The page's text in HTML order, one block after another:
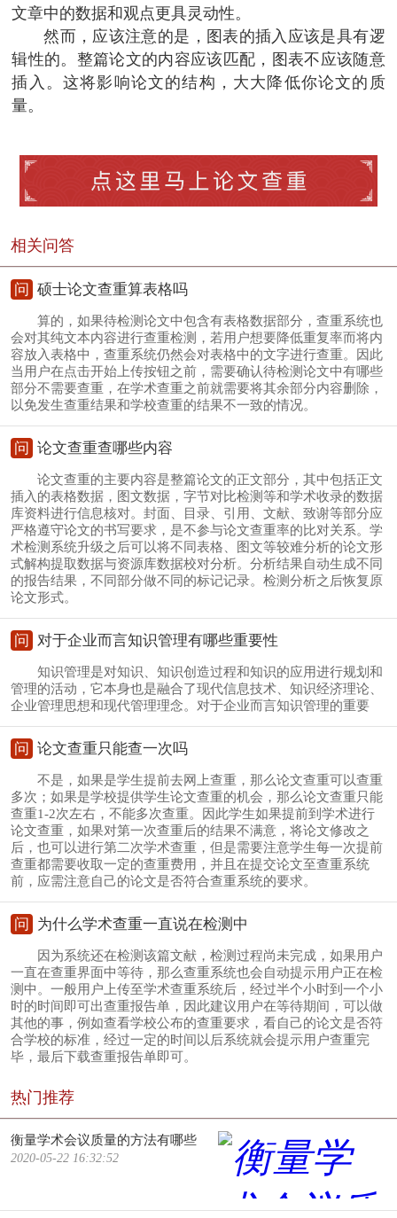
文章中的数据和观点更具灵动性。
然而，应该注意的是，图表的插入应该是具有逻
辑性的。整篇论文的内容应该匹配，图表不应该随意
插入。这将影响论文的结构，大大降低你论文的质
量。
相关问答
问 硕士论文查重算表格吗
算的，如果待检测论文中包含有表格数据部分，查重系统也
会对其纯文本内容进行查重检测，若用户想要降低重复率而将内
容放入表格中，查重系统仍然会对表格中的文字进行查重。因此
当用户在点击开始上传按钮之前，需要确认待检测论文中有哪些
部分不需要查重，在学术查重之前就需要将其余部分内容删除，
以免发生查重结果和学校查重的结果不一致的情况。
问 论文查重查哪些内容
论文查重的主要内容是整篇论文的正文部分，其中包括正文
插入的表格数据，图文数据，字节对比检测等和学术收录的数据
库资料进行信息核对。封面、目录、引用、文献、致谢等部分应
严格遵守论文的书写要求，是不参与论文查重率的比对关系。学
术检测系统升级之后可以将不同表格、图文等较难分析的论文形
式解构提取数据与资源库数据校对分析。分析结果自动生成不同
的报告结果，不同部分做不同的标记记录。检测分析之后恢复原
论文形式。
问 对于企业而言知识管理有哪些重要性
知识管理是对知识、知识创造过程和知识的应用进行规划和
管理的活动，它本身也是融合了现代信息技术、知识经济理论、
企业管理思想和现代管理理念。对于企业而言知识管理的重要
问 论文查重只能查一次吗
不是，如果是学生提前去网上查重，那么论文查重可以查重
多次；如果是学校提供学生论文查重的机会，那么论文查重只能
查重1-2次左右，不能多次查重。因此学生如果提前到学术进行
论文查重，如果对第一次查重后的结果不满意，将论文修改之
后，也可以进行第二次学术查重，但是需要注意学生每一次提前
查重都需要收取一定的查重费用，并且在提交论文至查重系统
前，应需注意自己的论文是否符合查重系统的要求。
问 为什么学术查重一直说在检测中
因为系统还在检测该篇文献，检测过程尚未完成，如果用户
一直在查重界面中等待，那么查重系统也会自动提示用户正在检
测中。一般用户上传至学术查重系统后，经过半个小时到一个小
时的时间即可出查重报告单，因此建议用户在等待期间，可以做
其他的事，例如查看学校公布的查重要求，看自己的论文是否符
合学校的标准，经过一定的时间以后系统就会提示用户查重完
毕，最后下载查重报告单即可。
热门推荐
衡量学术会议质量的方法有哪些
2020-05-22 16:32:52